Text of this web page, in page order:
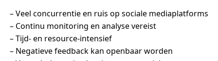
– Veel concurrentie en ruis op sociale mediaplatforms
– Continu monitoring en analyse vereist
– Tijd- en resource-intensief
– Negatieve feedback kan openbaar worden